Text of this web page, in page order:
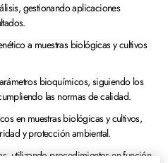
gestionando aplicaciones
a muestras biológicas y cultivos
bioquímicos, siguiendo los
las normas de calidad.
en muestras biológicas y cultivos,
y protección ambiental.
utilizando procedimientos en función